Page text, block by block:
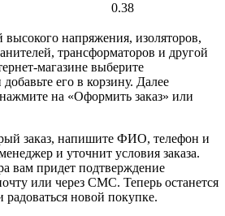
0.38
высокого напряжения, изоляторов,
трансформаторов и другой
магазине выберите
его в корзину. Далее
на «Оформить заказ» или
заказ, напишите ФИО, телефон и
и уточнит условия заказа.
вам придет подтверждение
или через СМС. Теперь останется
радоваться новой покупке.